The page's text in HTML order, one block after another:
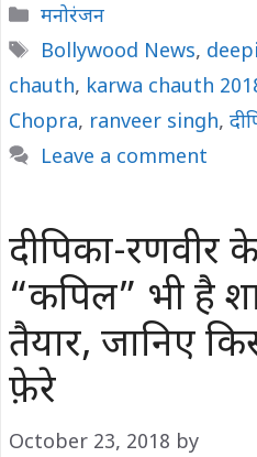
Categories
मनोरंजन
Tags
Bollywood News,
chauth, karwa chauth
Chopra, ranveer singh,
Leave a comment
दीपिका-रणवीर
“कपिल” भी है
तैयार, जानिए
फ़ेरे
October 23, 2018 by